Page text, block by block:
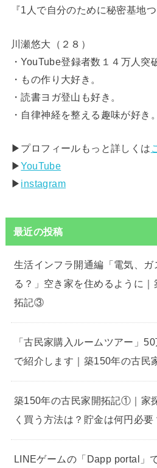
『1人で自分のために秘密基地
川瀬悠大（２８）
・YouTube登録者数１４万人突
・もの作り大好き。
・読書ヨガ登山も好き。
・自律神経を整える趣味が好き。
▶︎プロフィールもっと詳しくは
▶︎YouTube
▶︎ instagram
最近の投稿
生活インフラ開通編「電気、ガ
る？」空き家を住めるように
拓記③
「古民家購入ルームツアー」
で紹介します｜築150年の古
築150年の古民家開拓記①｜家
く買う方法は？貯金は何円必要
LINEゲームの「Dapp portal」